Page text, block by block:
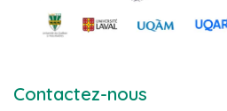
Contactez-nous